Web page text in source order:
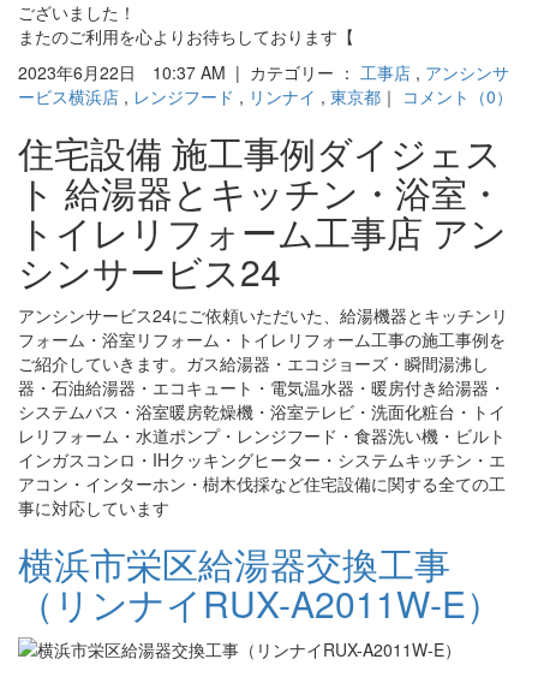
ございました！
またのご利用を心よりお待ちしております【
2023年6月22日 10:37 AM | カテゴリー ： 工事店 , アンシンサ
ービス横浜店 , レンジフード , リンナイ , 東京都 ｜ コメント（0）
住宅設備 施工事例ダイジェス
ト 給湯器とキッチン・浴室・
トイレリフォーム工事店 アン
シンサービス24
アンシンサービス24にご依頼いただいた、給湯機器とキッチンリ
フォーム・浴室リフォーム・トイレリフォーム工事の施工事例を
ご紹介していきます。ガス給湯器・エコジョーズ・瞬間湯沸し
器・石油給湯器・エコキュート・電気温水器・暖房付き給湯器・
システムバス・浴室暖房乾燥機・浴室テレビ・洗面化粧台・トイ
レリフォーム・水道ポンプ・レンジフード・食器洗い機・ビルト
インガスコンロ・IHクッキングヒーター・システムキッチン・エ
アコン・インターホン・樹木伐採など住宅設備に関する全ての工
事に対応しています
横浜市栄区給湯器交換工事
（リンナイRUX-A2011W-E）